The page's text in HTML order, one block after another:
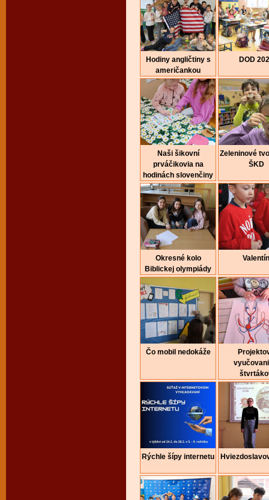
Hodiny angličtiny s
američankou
DOD
Naši šikovní
prváčikovia na
hodinách slovenčiny
Zeleninové
ŠKD
Okresné kolo
Biblickej olympiády
Valentín
Čo mobil nedokáže
Rýchle šípy internetu